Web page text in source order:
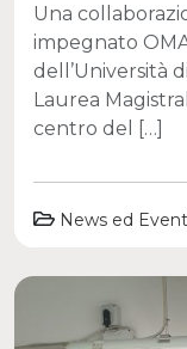
Una
impegnato
dell’Università
Laurea
centro del […]
News ed